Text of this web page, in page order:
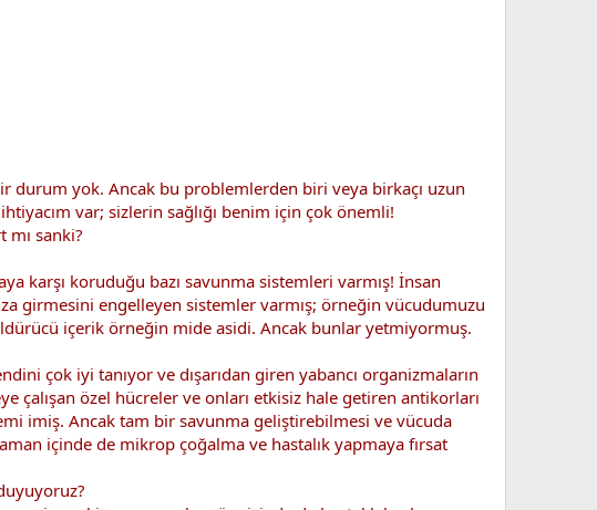
durum yok. Ancak bu problemlerden biri veya birkaçı uzun
var; sizlerin sağlığı benim için çok önemli!
mı sanki?
karşı koruduğu bazı savunma sistemleri varmış! İnsan
girmesini engelleyen sistemler varmış; örneğin vücudumuzu
içerik örneğin mide asidi. Ancak bunlar yetmiyormuş.
çok iyi tanıyor ve dışarıdan giren yabancı organizmaların
çalışan özel hücreler ve onları etkisiz hale getiren antikorları
imiş. Ancak tam bir savunma geliştirebilmesi ve vücuda
içinde de mikrop çoğalma ve hastalık yapmaya fırsat